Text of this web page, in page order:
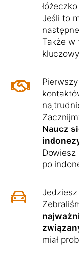
Jeśli to
Także w
Naucz
Dowiesz
po
miał